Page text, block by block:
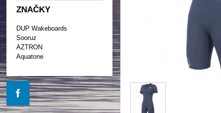
ZNAČKY
DUP Wakeboards
Sooruz
AZTRON
Aquatone